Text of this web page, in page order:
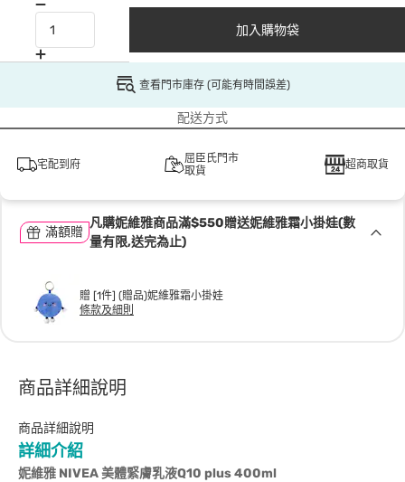
加入購物袋
查看門市庫存 (可能有時間誤差)
配送方式
宅配到府
屈臣氏門市
取貨
超商取貨
滿額贈
凡購妮維雅商品滿$550贈送妮維雅霜小掛娃(數
量有限,送完為止)
贈 [1件] (贈品)妮維雅霜小掛娃
條款及細則
商品詳細說明
商品詳細說明
詳細介紹
妮維雅 NIVEA 美體緊膚乳液Q10 plus 400ml